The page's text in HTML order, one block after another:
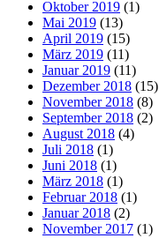
Oktober 2019 (1)
Mai 2019 (13)
April 2019 (15)
März 2019 (11)
Januar 2019 (11)
Dezember 2018 (15)
November 2018 (8)
September 2018 (2)
August 2018 (4)
Juli 2018 (1)
Juni 2018 (1)
März 2018 (1)
Februar 2018 (1)
Januar 2018 (2)
November 2017 (1)